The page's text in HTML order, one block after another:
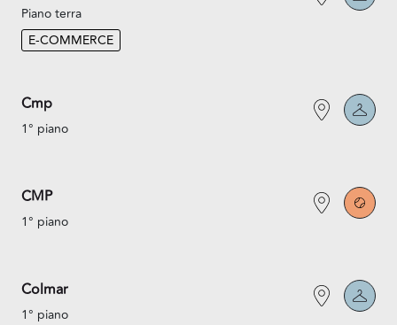
Piano terra
E-COMMERCE
Cmp
1° piano
CMP
1° piano
Colmar
1° piano